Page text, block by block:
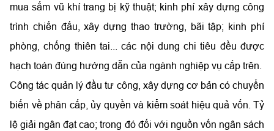
mua sắm vũ khí trang bị kỹ thuật; kinh phí xây dựng công
trình chiến đấu, xây dựng thao trường, bãi tập; kinh phí
phòng, chống thiên tai... các nội dung chi tiêu đều được
hạch toán đúng hướng dẫn của ngành nghiệp vụ cấp trên.
Công tác quản lý đầu tư công, xây dựng cơ bản có chuyển
biến về phân cấp, ủy quyền và kiểm soát hiệu quả vốn. Tỷ
lệ giải ngân đạt cao; trong đó đối với nguồn vốn ngân sách